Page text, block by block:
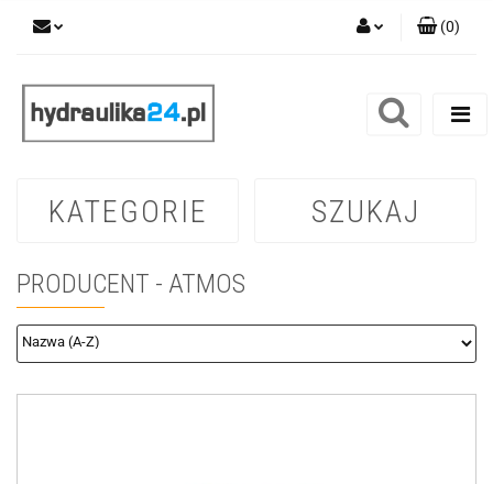
Zarejestruj się
(0)
KATEGORIE SZUKAJ
PRODUCENT - ATMOS